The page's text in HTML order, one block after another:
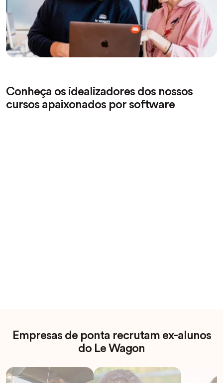
Conheça os idealizadores dos nossos
cursos apaixonados por software
Empresas de ponta recrutam ex-alunos
do Le Wagon